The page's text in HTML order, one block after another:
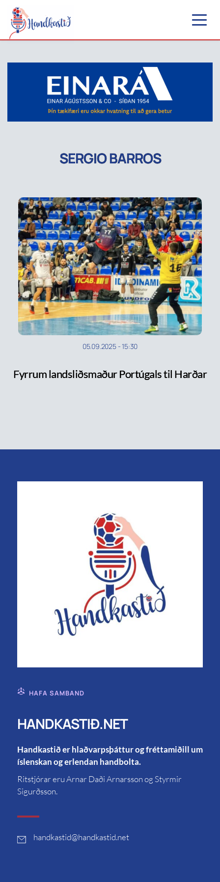
SERGIO BARROS
05.09.2025-15:30
Fyrrum landsliðsmaður Portúgals til Harðar
HAFA SAMBAND
HANDKASTIÐ.NET
Handkastið er hlaðvarpsþáttur og fréttamiðill um
íslenskan og erlendan handbolta.
Ritstjórar eru Arnar Daði Arnarsson og Styrmir
Sigurðsson.
handkastid@handkastid.net